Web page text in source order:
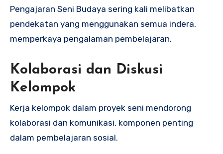
Pengajaran Seni Budaya sering kali melibatkan
pendekatan yang menggunakan semua indera,
memperkaya pengalaman pembelajaran.
Kolaborasi dan Diskusi
Kelompok
Kerja kelompok dalam proyek seni mendorong
kolaborasi dan komunikasi, komponen penting
dalam pembelajaran sosial.